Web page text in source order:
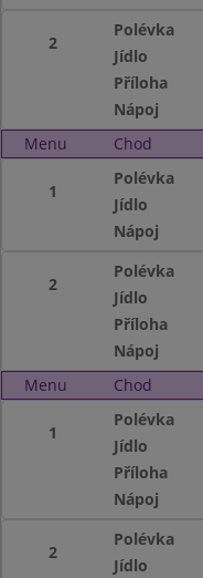
2
Polévka
Jídlo
Příloha
Nápoj
Menu
Chod
1
Polévka
Jídlo
Nápoj
2
Polévka
Jídlo
Příloha
Nápoj
Menu
Chod
1
Polévka
Jídlo
Příloha
Nápoj
2
Polévka
Jídlo